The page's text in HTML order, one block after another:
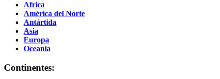
Africa
América del Norte
Antártida
Asia
Europa
Oceania
Continentes: